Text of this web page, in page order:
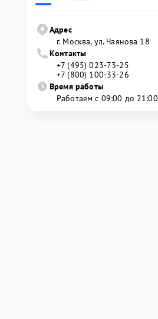
Адрес
г. Москва, ул. Чаянова 18
Контакты
+7 (495) 023-73-25
+7 (800) 100-33-26
Время работы
Работаем с 09:00 до 21:00